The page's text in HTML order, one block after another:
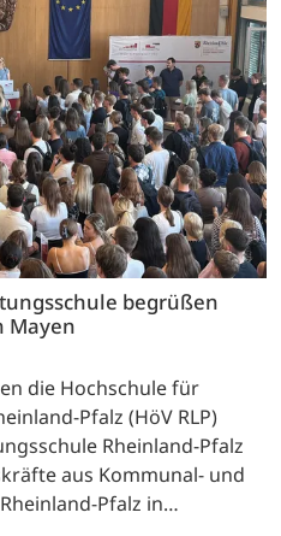
begrüßen
Mayen
die Hochschule für
Pfalz (HöV RLP)
Rheinland-Pfalz
aus Kommunal- und
Pfalz in…